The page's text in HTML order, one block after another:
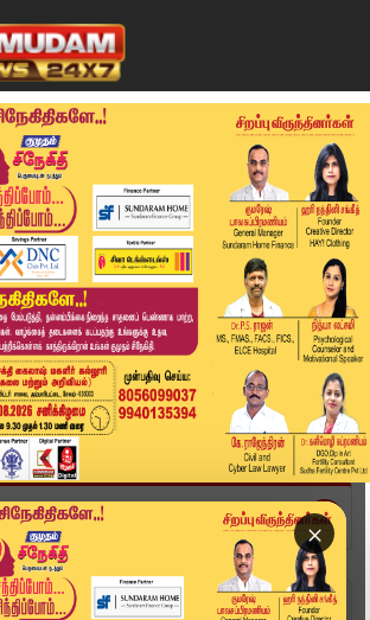
×
rahulgandhi